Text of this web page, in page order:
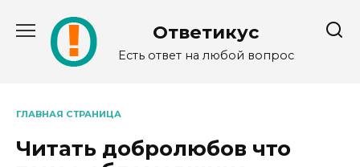
содержанию
Ответикус
Есть ответ на любой вопрос
ГЛАВНАЯ СТРАНИЦА
Читать добролюбов что